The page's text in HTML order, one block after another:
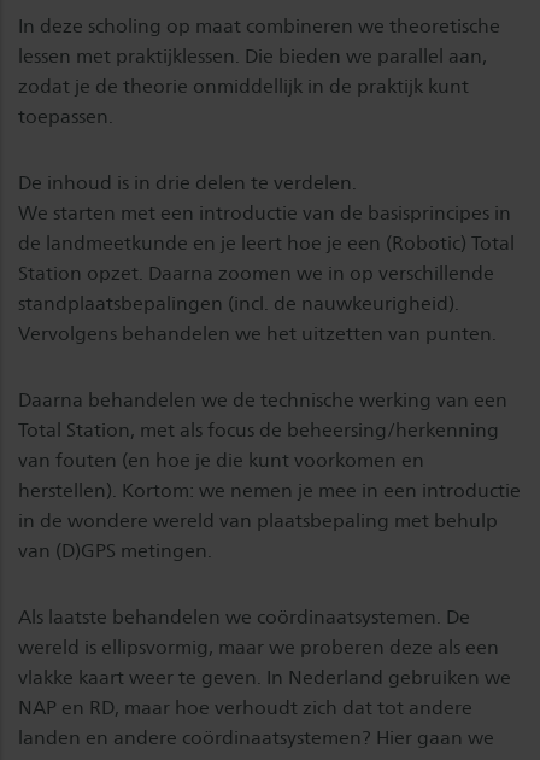
In deze scholing op maat combineren we theoretische
lessen met praktijklessen. Die bieden we parallel aan,
zodat je de theorie onmiddellijk in de praktijk kunt
toepassen.
De inhoud is in drie delen te verdelen.
We starten met een introductie van de basisprincipes in
de landmeetkunde en je leert hoe je een (Robotic) Total
Station opzet. Daarna zoomen we in op verschillende
standplaatsbepalingen (incl. de nauwkeurigheid).
Vervolgens behandelen we het uitzetten van punten.
Daarna behandelen we de technische werking van een
Total Station, met als focus de beheersing/herkenning
van fouten (en hoe je die kunt voorkomen en
herstellen). Kortom: we nemen je mee in een introductie
in de wondere wereld van plaatsbepaling met behulp
van (D)GPS metingen.
Als laatste behandelen we coördinaatsystemen. De
wereld is ellipsvormig, maar we proberen deze als een
vlakke kaart weer te geven. In Nederland gebruiken we
NAP en RD, maar hoe verhoudt zich dat tot andere
landen en andere coördinaatsystemen? Hier gaan we